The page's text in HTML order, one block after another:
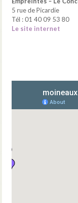
5 rue de Picardie
Tél : 01 40 09 53 80
Le site internet